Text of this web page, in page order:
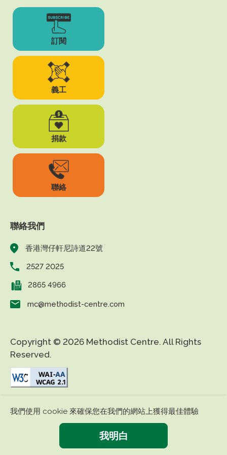
訂閱
義工
捐款
聯絡
聯絡我們
香港灣仔軒尼詩道22號
2527 2025
2865 4966
mc@methodist-centre.com
Copyright © 2026 Methodist Centre. All Rights
Reserved.
我們使用 cookie 來確保您在我們的網站上獲得最佳體驗
我明白